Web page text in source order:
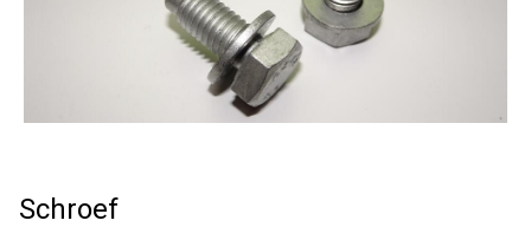
Schroef